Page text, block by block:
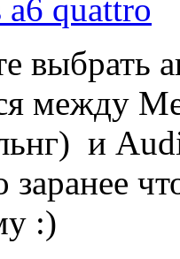
quattro
выбрать
между
и
заранее
:)